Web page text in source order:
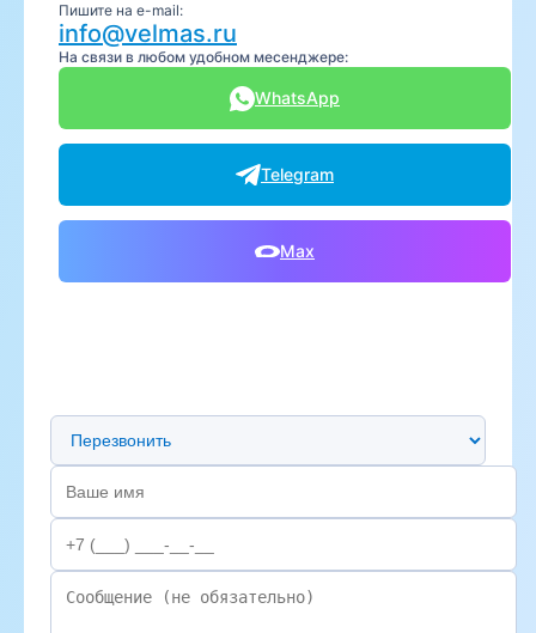
Пишите на e-mail:
info@velmas.ru
На связи в любом удобном месенджере:
WhatsApp
Telegram
Max
Предпочтительный способ связи